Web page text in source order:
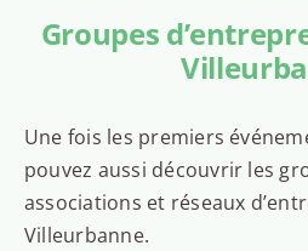
Groupes
Une fois les premiers
pouvez aussi découvrir les
associations et réseaux
Villeurbanne.